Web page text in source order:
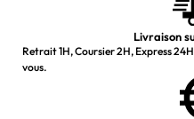
Livraison
Retrait 1H, Coursier 2H, Express
vous.